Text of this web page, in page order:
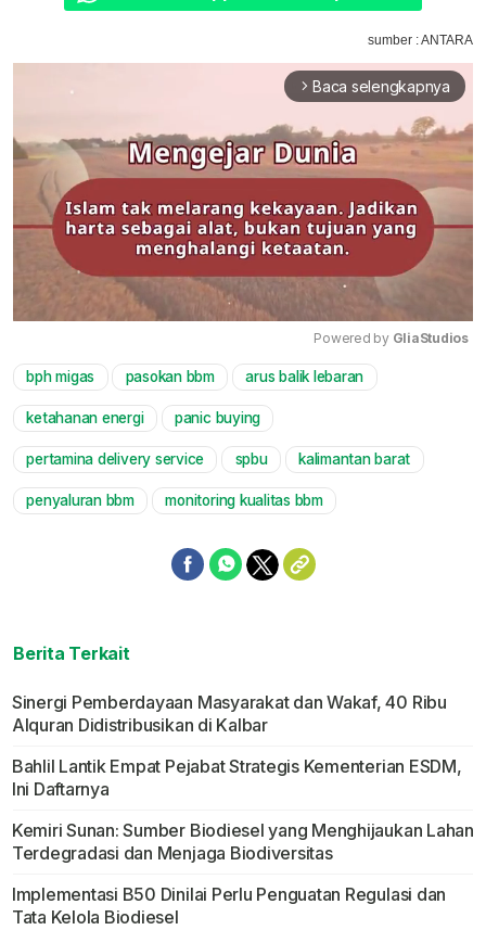
sumber : ANTARA
arrow_forward_ios Baca selengkapnya
Powered by GliaStudios
bph migas pasokan bbm arus balik lebaran
ketahanan energi panic buying
pertamina delivery service spbu kalimantan barat
penyaluran bbm monitoring kualitas bbm
Berita Terkait
Sinergi Pemberdayaan Masyarakat dan Wakaf, 40 Ribu
Alquran Didistribusikan di Kalbar
Bahlil Lantik Empat Pejabat Strategis Kementerian ESDM,
Ini Daftarnya
Kemiri Sunan: Sumber Biodiesel yang Menghijaukan Lahan
Terdegradasi dan Menjaga Biodiversitas
Implementasi B50 Dinilai Perlu Penguatan Regulasi dan
Tata Kelola Biodiesel